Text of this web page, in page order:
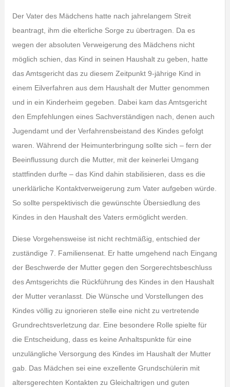
Der Vater des Mädchens hatte nach jahrelangem Streit
beantragt, ihm die elterliche Sorge zu übertragen. Da es
wegen der absoluten Verweigerung des Mädchens nicht
möglich schien, das Kind in seinen Haushalt zu geben, hatte
das Amtsgericht das zu diesem Zeitpunkt 9-jährige Kind in
einem Eilverfahren aus dem Haushalt der Mutter genommen
und in ein Kinderheim gegeben. Dabei kam das Amtsgericht
den Empfehlungen eines Sachverständigen nach, denen auch
Jugendamt und der Verfahrensbeistand des Kindes gefolgt
waren. Während der Heimunterbringung sollte sich – fern der
Beeinflussung durch die Mutter, mit der keinerlei Umgang
stattfinden durfte – das Kind dahin stabilisieren, dass es die
unerklärliche Kontaktverweigerung zum Vater aufgeben würde.
So sollte perspektivisch die gewünschte Übersiedlung des
Kindes in den Haushalt des Vaters ermöglicht werden.
Diese Vorgehensweise ist nicht rechtmäßig, entschied der
zuständige 7. Familiensenat. Er hatte umgehend nach Eingang
der Beschwerde der Mutter gegen den Sorgerechtsbeschluss
des Amtsgerichts die Rückführung des Kindes in den Haushalt
der Mutter veranlasst. Die Wünsche und Vorstellungen des
Kindes völlig zu ignorieren stelle eine nicht zu vertretende
Grundrechtsverletzung dar. Eine besondere Rolle spielte für
die Entscheidung, dass es keine Anhaltspunkte für eine
unzulängliche Versorgung des Kindes im Haushalt der Mutter
gab. Das Mädchen sei eine exzellente Grundschülerin mit
altersgerechten Kontakten zu Gleichaltrigen und guten